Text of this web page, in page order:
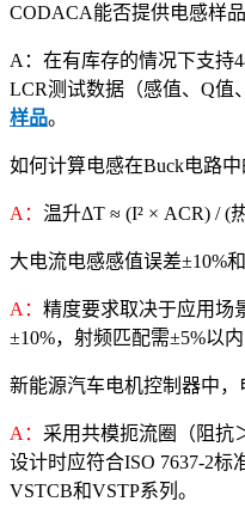
CODACA能否提供电感样
A：在有库存的情况下支持
LCR测试数据（感值、Q值
样品。
如何计算电感在Buck电路中
A： 温升ΔT ≈ (I² × ACR) / (
大电流电感感值误差±10%
A： 精度要求取决于应用
±10%，射频匹配需±5%以内
新能源汽车电机控制器中，
A： 采用共模扼流圈（阻抗
设计时应符合ISO 7637-2
VSTCB和VSTP系列。